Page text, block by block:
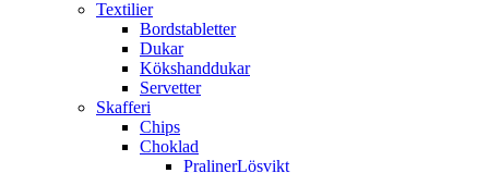
Textilier
Bordstabletter
Dukar
Kökshanddukar
Servetter
Skafferi
Chips
Choklad
PralinerLösvikt